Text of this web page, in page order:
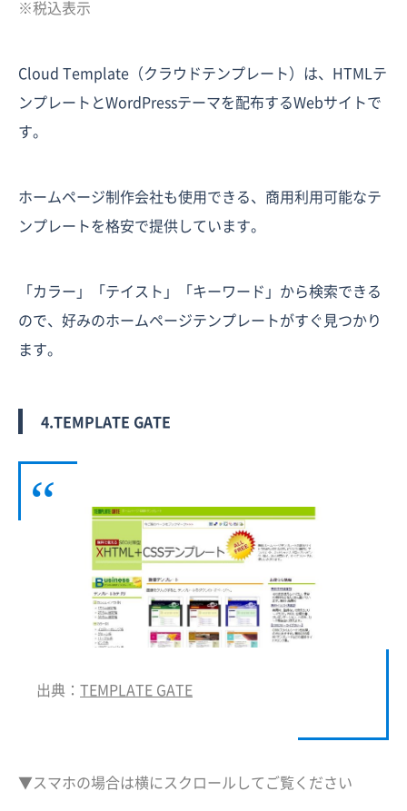
※税込表示
Cloud Template（クラウドテンプレート）は、HTMLテ
ンプレートとWordPressテーマを配布するWebサイトで
す。
ホームページ制作会社も使用できる、商用利用可能なテ
ンプレートを格安で提供しています。
「カラー」「テイスト」「キーワード」から検索できる
ので、好みのホームページテンプレートがすぐ見つかり
ます。
4.TEMPLATE GATE
出典： TEMPLATE GATE
▼スマホの場合は横にスクロールしてご覧ください